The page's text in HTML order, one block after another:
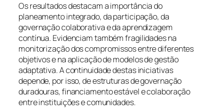
Os resultados destacam a importância do
planeamento integrado, da participação, da
governação colaborativa e da aprendizagem
contínua. Evidenciam também fragilidades na
monitorização dos compromissos entre diferentes
objetivos e na aplicação de modelos de gestão
adaptativa. A continuidade destas iniciativas
depende, por isso, de estruturas de governação
duradouras, financiamento estável e colaboração
entre instituições e comunidades.